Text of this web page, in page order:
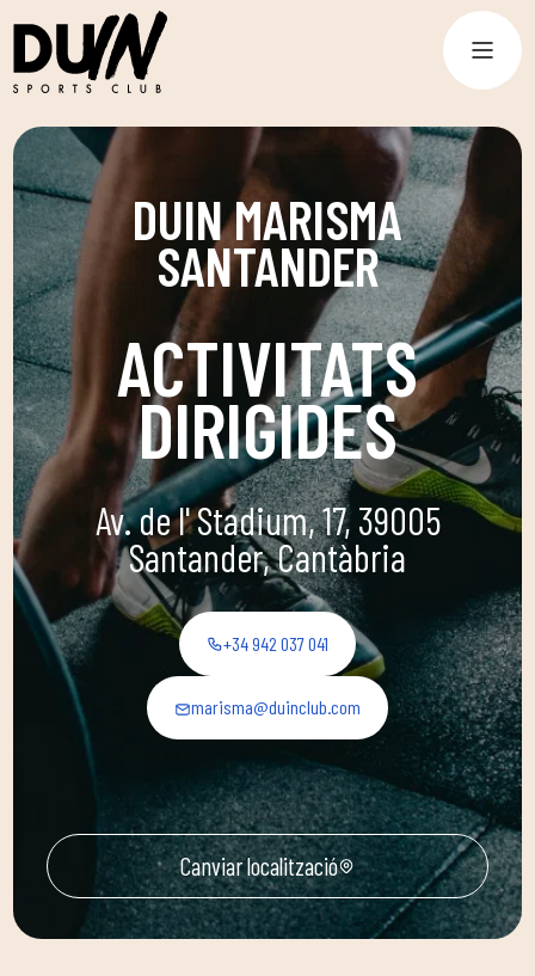
DUIN MARISMA
SANTANDER
ACTIVITATS
DIRIGIDES
Av. de l' Stadium, 17, 39005
Santander, Cantàbria
+34 942 037 041
marisma@duinclub.com
Canviar localització